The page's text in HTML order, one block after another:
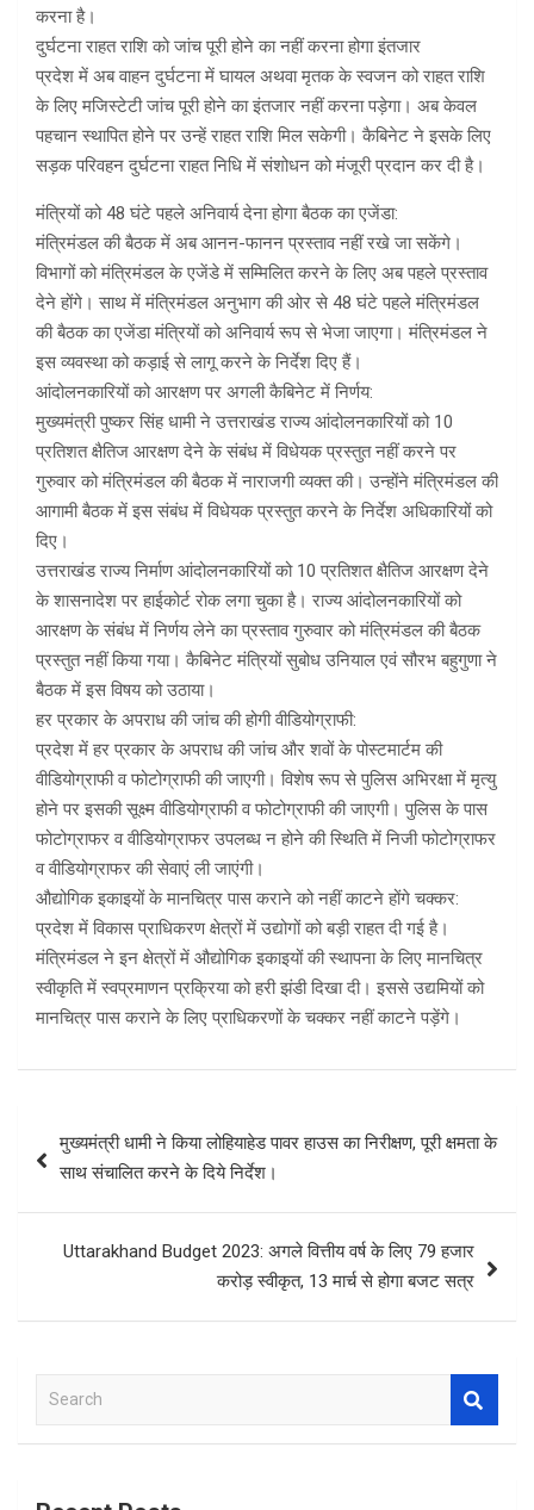
करना है।
दुर्घटना राहत राशि को जांच पूरी होने का नहीं करना होगा इंतजार
प्रदेश में अब वाहन दुर्घटना में घायल अथवा मृतक के स्वजन को राहत राशि
के लिए मजिस्टेटी जांच पूरी होने का इंतजार नहीं करना पड़ेगा। अब केवल
पहचान स्थापित होने पर उन्हें राहत राशि मिल सकेगी। कैबिनेट ने इसके लिए
सड़क परिवहन दुर्घटना राहत निधि में संशोधन को मंजूरी प्रदान कर दी है।
मंत्रियों को 48 घंटे पहले अनिवार्य देना होगा बैठक का एजेंडा:
मंत्रिमंडल की बैठक में अब आनन-फानन प्रस्ताव नहीं रखे जा सकेंगे।
विभागों को मंत्रिमंडल के एजेंडे में सम्मिलित करने के लिए अब पहले प्रस्ताव
देने होंगे। साथ में मंत्रिमंडल अनुभाग की ओर से 48 घंटे पहले मंत्रिमंडल
की बैठक का एजेंडा मंत्रियों को अनिवार्य रूप से भेजा जाएगा। मंत्रिमंडल ने
इस व्यवस्था को कड़ाई से लागू करने के निर्देश दिए हैं।
आंदोलनकारियों को आरक्षण पर अगली कैबिनेट में निर्णय:
मुख्यमंत्री पुष्कर सिंह धामी ने उत्तराखंड राज्य आंदोलनकारियों को 10
प्रतिशत क्षैतिज आरक्षण देने के संबंध में विधेयक प्रस्तुत नहीं करने पर
गुरुवार को मंत्रिमंडल की बैठक में नाराजगी व्यक्त की। उन्होंने मंत्रिमंडल की
आगामी बैठक में इस संबंध में विधेयक प्रस्तुत करने के निर्देश अधिकारियों को
दिए।
उत्तराखंड राज्य निर्माण आंदोलनकारियों को 10 प्रतिशत क्षैतिज आरक्षण देने
के शासनादेश पर हाईकोर्ट रोक लगा चुका है। राज्य आंदोलनकारियों को
आरक्षण के संबंध में निर्णय लेने का प्रस्ताव गुरुवार को मंत्रिमंडल की बैठक
प्रस्तुत नहीं किया गया। कैबिनेट मंत्रियों सुबोध उनियाल एवं सौरभ बहुगुणा ने
बैठक में इस विषय को उठाया।
हर प्रकार के अपराध की जांच की होगी वीडियोग्राफी:
प्रदेश में हर प्रकार के अपराध की जांच और शवों के पोस्टमार्टम की
वीडियोग्राफी व फोटोग्राफी की जाएगी। विशेष रूप से पुलिस अभिरक्षा में मृत्यु
होने पर इसकी सूक्ष्म वीडियोग्राफी व फोटोग्राफी की जाएगी। पुलिस के पास
फोटोग्राफर व वीडियोग्राफर उपलब्ध न होने की स्थिति में निजी फोटोग्राफर
व वीडियोग्राफर की सेवाएं ली जाएंगी।
औद्योगिक इकाइयों के मानचित्र पास कराने को नहीं काटने होंगे चक्कर:
प्रदेश में विकास प्राधिकरण क्षेत्रों में उद्योगों को बड़ी राहत दी गई है।
मंत्रिमंडल ने इन क्षेत्रों में औद्योगिक इकाइयों की स्थापना के लिए मानचित्र
स्वीकृति में स्वप्रमाणन प्रक्रिया को हरी झंडी दिखा दी। इससे उद्यमियों को
मानचित्र पास कराने के लिए प्राधिकरणों के चक्कर नहीं काटने पड़ेंगे।
navigation
मुख्यमंत्री धामी ने किया लोहियाहेड पावर हाउस का निरीक्षण, पूरी क्षमता के
साथ संचालित करने के दिये निर्देश।
Uttarakhand Budget 2023: अगले वित्तीय वर्ष के लिए 79 हजार
करोड़ स्वीकृत, 13 मार्च से होगा बजट सत्र
a